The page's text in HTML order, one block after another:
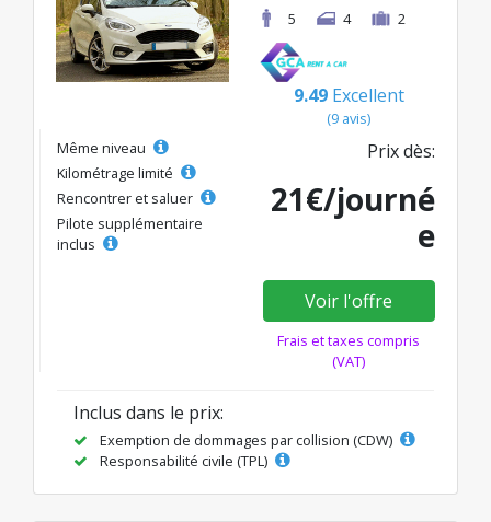
5
4 2
9.49 Excellent
(9 avis)
Même niveau
Kilométrage limité
Rencontrer et saluer
Pilote supplémentaire
inclus
Prix dès:
21€/journé
e
Voir l'offre
Frais et taxes compris
(VAT)
Inclus dans le prix:
Exemption de dommages par collision (CDW)
Responsabilité civile (TPL)